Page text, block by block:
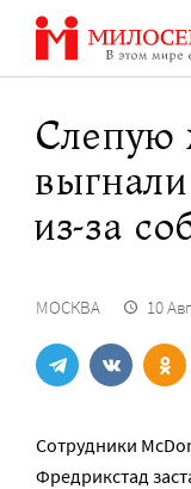
Перейти
содержанию
Слепую
из-за
МОСКВА 10
Сотрудники
Фредрикстад